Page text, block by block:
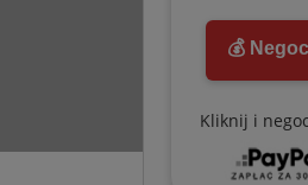
💰
Kliknij i